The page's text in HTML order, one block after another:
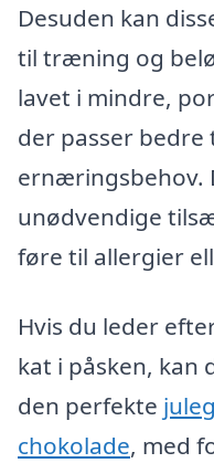
Desuden kan
til træning og
lavet i mindre,
der passer bedre
ernæringsbehov.
unødvendige
føre til allergier
Hvis du leder
kat i påsken, kan
den perfekte
chokolade, med